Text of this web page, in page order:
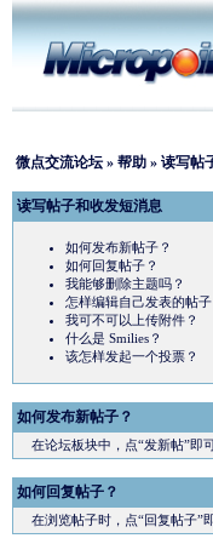
微点交流论坛 » 帮助 » 读写帖
读写帖子和收发短消息
如何发布新帖子？
如何回复帖子？
我能够删除主题吗？
怎样编辑自己发表的帖子
我可不可以上传附件？
什么是 Smilies？
该怎样发起一个投票？
如何发布新帖子？
在论坛板块中，点“发新帖”即
如何回复帖子？
在浏览帖子时，点“回复帖子”